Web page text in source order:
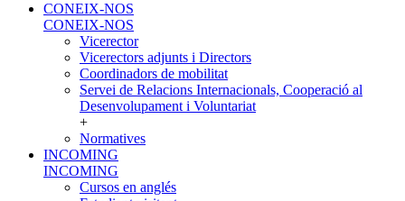
CONEIX-NOS
CONEIX-NOS
Vicerector
Vicerectors adjunts i Directors
Coordinadors de mobilitat
Servei de Relacions Internacionals, Cooperació al
Desenvolupament i Voluntariat
+
Normatives
INCOMING
INCOMING
Cursos en anglés